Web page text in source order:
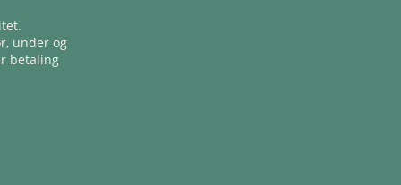
under og
betaling